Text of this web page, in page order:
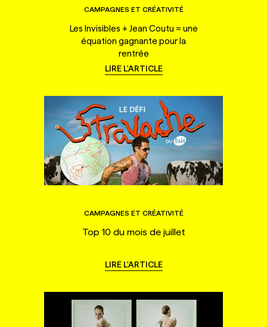
CAMPAGNES ET CRÉATIVITÉ
Les Invisibles + Jean Coutu = une
équation gagnante pour la
rentrée
LIRE L'ARTICLE
CAMPAGNES ET CRÉATIVITÉ
Top 10 du mois de juillet
LIRE L'ARTICLE